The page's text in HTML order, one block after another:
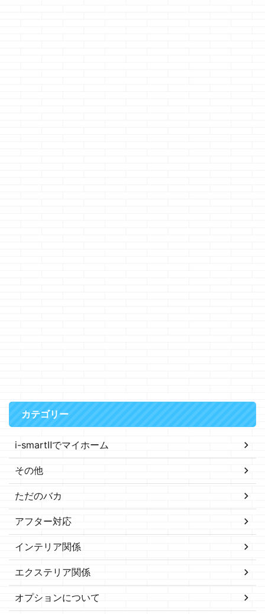
カテゴリー
i-smartⅡでマイホーム
その他
ただのバカ
アフター対応
インテリア関係
エクステリア関係
オプションについて